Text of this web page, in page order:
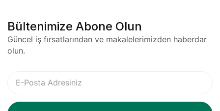
Bültenimize Abone Olun
Güncel iş fırsatlarından ve makalelerimizden haberdar
olun.